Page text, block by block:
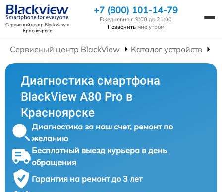
Сервисный центр BlackViewв
Красноярске
+7 (800) 101-14-79
Ежедневно с 9:00 до 21:00
Позвонить мне утром
Сервисный центр BlackView Каталог устройств
Диагностика смартфона
BlackView A80 Pro в
Красноярске
Диагностика за наш счет, ремонт по
желанию
Бесплатный выезд курьера в день
обращения
Гарантия на ремонт до 3 лет